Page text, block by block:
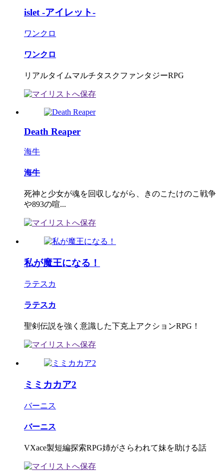
islet -アイレット-
ワンクロ
ワンクロ
リアルタイムマルチタスクファンタジーRPG
Death Reaper
海牛
海牛
死神と少女が魂を回収しながら、きのこたけのこ戦争
や893の喧...
私が魔王になる！
ラテスカ
ラテスカ
聖剣伝説を強く意識した下克上アクションRPG！
ミミカカア2
バーニス
バーニス
VXace製短編探索RPG姉がさらわれて妹を助ける話